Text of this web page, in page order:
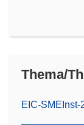
Thema/
EIC-